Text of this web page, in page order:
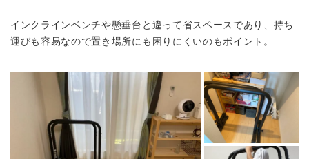
インクラインベンチや懸垂台と違って省スペースであり、持ち
運びも容易なので置き場所にも困りにくいのもポイント。